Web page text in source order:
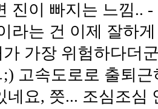
진이 빠지는 느낌.. -
라는 건 이제 잘하
가장 위험하다더
고속도로로 출퇴
네요, 쯧... 조심조심